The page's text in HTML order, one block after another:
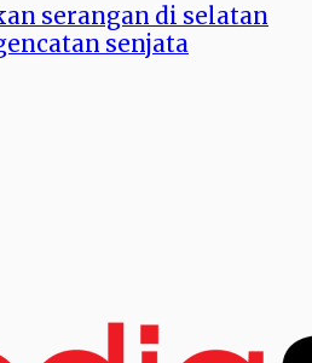
serangan di selatan
senjata